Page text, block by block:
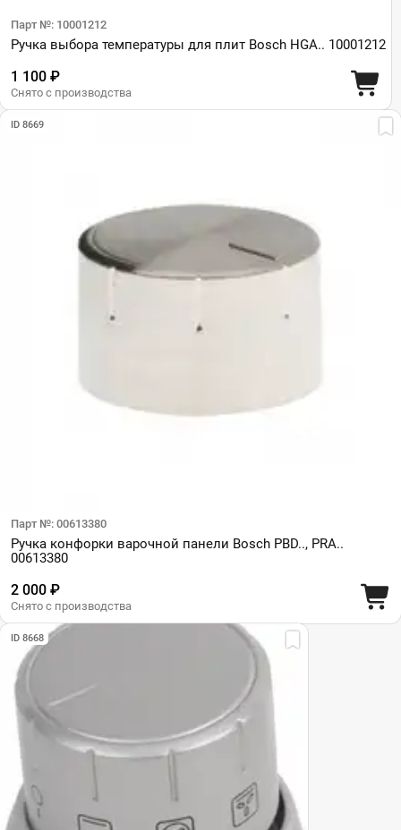
Парт №: 10001212
Ручка выбора температуры для плит Bosch HGA.. 10001212
1 100 ₽
Снято с производства
ID 8669
Парт №: 00613380
Ручка конфорки варочной панели Bosch PBD.., PRA..
00613380
2 000 ₽
Снято с производства
ID 8668